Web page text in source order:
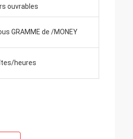
ouvrables
GRAMME de /MONEY
heures